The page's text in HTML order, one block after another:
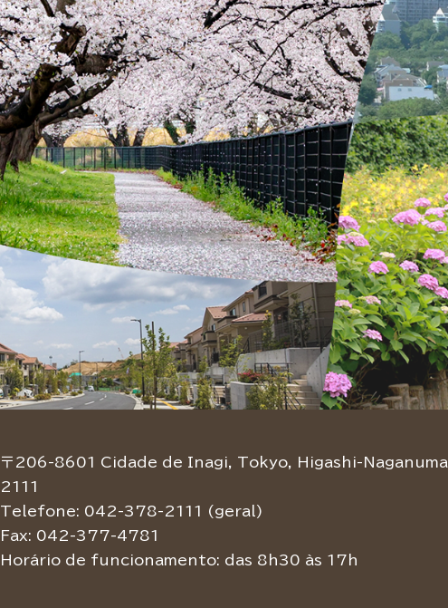
〒206-8601 Cidade de Inagi, Tokyo, Higashi-Naganuma
2111
Telefone: 042-378-2111 (geral)
Fax: 042-377-4781
Horário de funcionamento: das 8h30 às 17h